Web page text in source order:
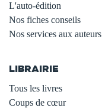
L'auto-édition
Nos fiches conseils
Nos services aux auteurs
LIBRAIRIE
Tous les livres
Coups de cœur